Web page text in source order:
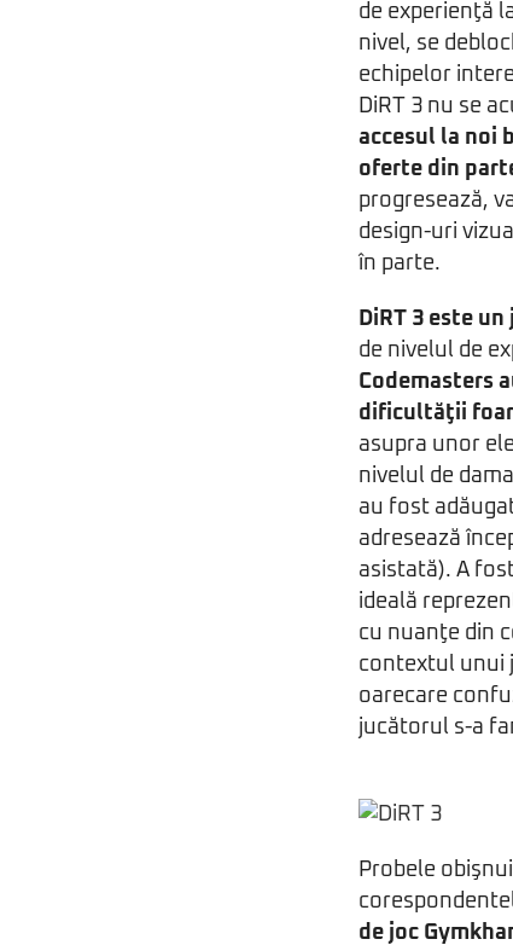
de experienţă
nivel, se
echipelor
DiRT 3 nu se
accesul la noi
oferte din
progresează,
design-uri
în parte.
DiRT 3 este
de nivelul de
Codemasters
dificultăţii
asupra unor
nivelul de
au fost
adresează
asistată). A
ideală
cu nuanţe din
contextul unui
oarecare
jucătorul s-a
Probele
de joc